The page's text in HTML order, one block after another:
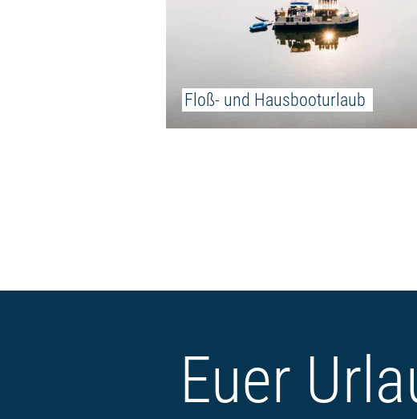
Floß- und Hausbooturlaub
Euer